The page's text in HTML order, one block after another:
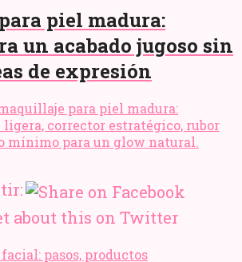
piel madura:
un acabado jugoso sin
de expresión
para piel madura:
ligera, corrector estratégico, rubor
mínimo para un glow natural.